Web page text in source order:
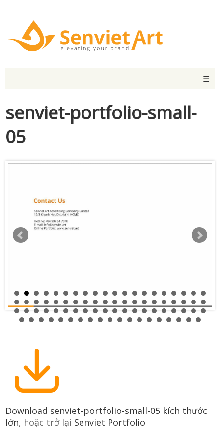
☰
senviet-portfolio-small-
05
Download senviet-portfolio-small-05 kích thước
lớn, hoặc trở lại Senviet Portfolio